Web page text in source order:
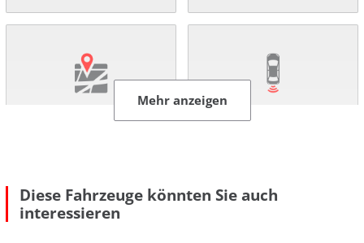
Mehr anzeigen
Diese Fahrzeuge könnten Sie auch
interessieren